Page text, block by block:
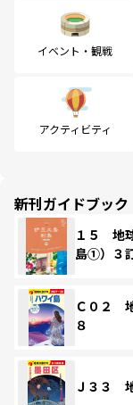
イベント・観戦
アクティビティ
新刊ガイドブック
１５ 地
島①）３
Ｃ０２
８
Ｊ３３